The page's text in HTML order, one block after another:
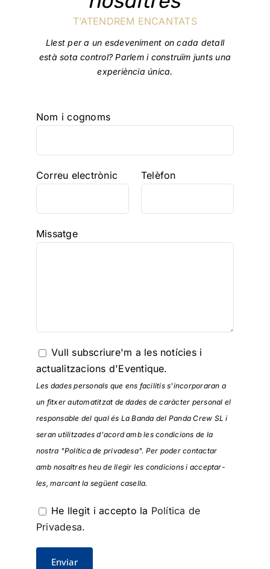
T’ATENDREM ENCANTATS
Llest per a un esdeveniment on cada detall
està sota control? Parlem i construïm junts una
experiència única.
Nom i cognoms
Correu electrònic Telèfon
Missatge
Vull subscriure'm a les notícies i
actualitzacions d'Eventique.
Les dades personals que ens facilitis s'incorporaran a
un fitxer automatitzat de dades de caràcter personal el
responsable del qual és La Banda del Panda Crew SL i
seran utilitzades d'acord amb les condicions de la
nostra "Política de privadesa". Per poder contactar
amb nosaltres heu de llegir les condicions i acceptar-
les, marcant la següent casella.
He llegit i accepto la Política de
Privadesa.